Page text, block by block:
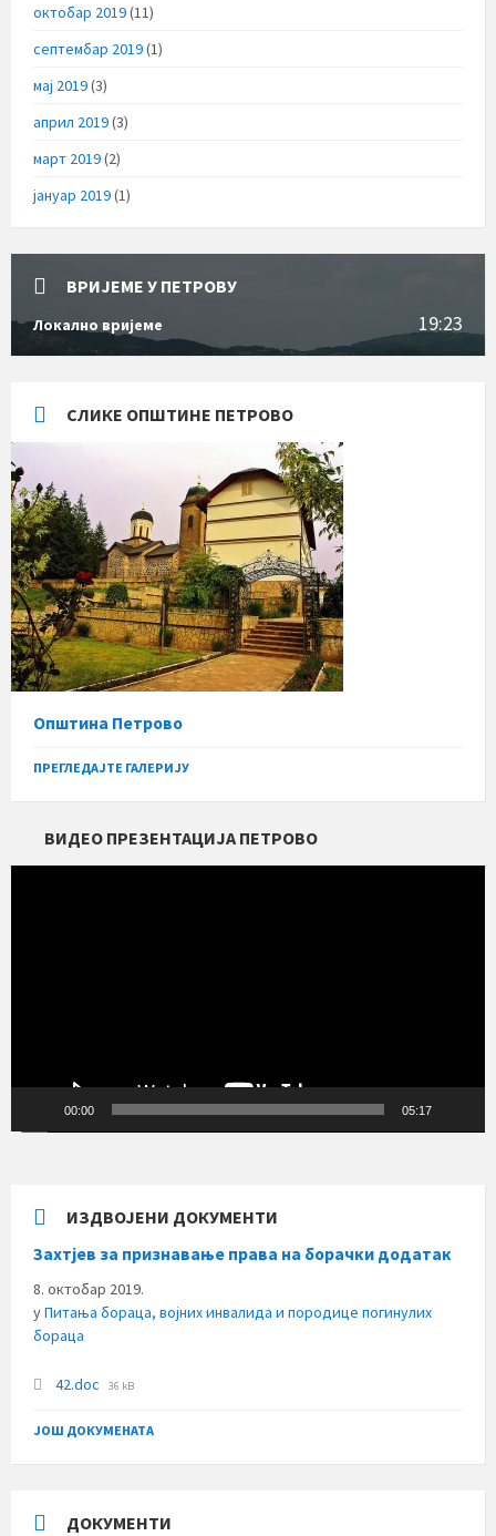
октобар 2019(11)
септембар 2019(1)
мај 2019(3)
април 2019(3)
март 2019(2)
јануар 2019(1)
ВРИЈЕМЕ У ПЕТРОВУ
Локално вријеме 19:23
СЛИКЕ ОПШТИНЕ ПЕТРОВО
Општина Петрово
ПРЕГЛЕДАЈТЕ ГАЛЕРИЈУ
ВИДЕО ПРЕЗЕНТАЦИЈА ПЕТРОВО
00:00 05:17
ИЗДВОЈЕНИ ДОКУМЕНТИ
Захтјев за признавање права на борачки додатак
8. октобар 2019.
уПитања бораца, војних инвалида и породице погинулих
бораца
42.doc File
36 kB
ЈОШ ДОКУМЕНАТА
ДОКУМЕНТИ